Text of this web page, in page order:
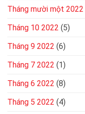
Tháng mười một 2022
Tháng 10 2022 (5)
Tháng 9 2022 (6)
Tháng 7 2022 (1)
Tháng 6 2022 (8)
Tháng 5 2022 (4)